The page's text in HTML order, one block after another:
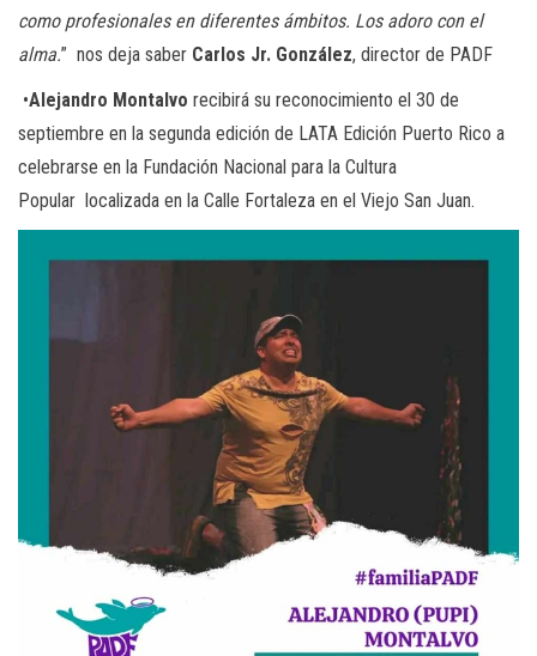
como profesionales en diferentes ámbitos. Los adoro con el
alma.” nos deja saber Carlos Jr. González, director de PADF
•Alejandro Montalvo recibirá su reconocimiento el 30 de
septiembre en la segunda edición de LATA Edición Puerto Rico a
celebrarse en la Fundación Nacional para la Cultura
Popular localizada en la Calle Fortaleza en el Viejo San Juan.